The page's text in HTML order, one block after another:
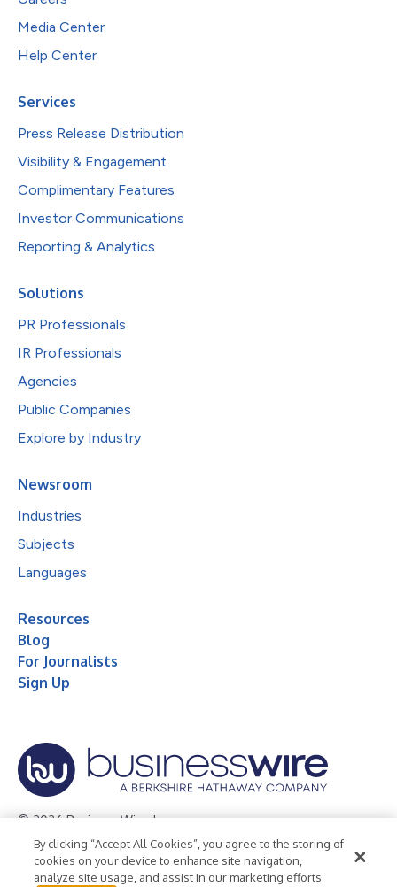
Media Center
Help Center
Services
Press Release Distribution
Visibility & Engagement
Complimentary Features
Investor Communications
Reporting & Analytics
Solutions
PR Professionals
IR Professionals
Agencies
Public Companies
Explore by Industry
Newsroom
Industries
Subjects
Languages
Resources
Blog
For Journalists
Sign Up
© 2026 Business Wire, Inc.
Privacy Policy Cookie Policy
Accessibility Statement
Terms of Use
Legal
By clicking “Accept All Cookies”, you agree to the storing of
cookies on your device to enhance site navigation,
analyze site usage, and assist in our marketing efforts.